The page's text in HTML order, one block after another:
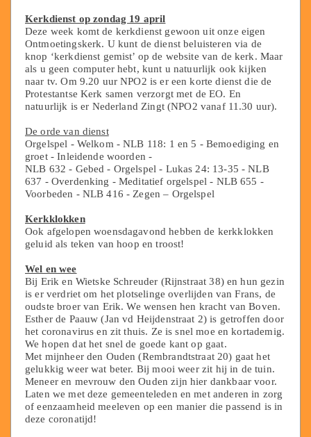
Kerkdienst op zondag 19 april
Deze week komt de kerkdienst gewoon uit onze eigen
Ontmoetingskerk. U kunt de dienst beluisteren via de
knop ‘kerkdienst gemist’ op de website van de kerk. Maar
als u geen computer hebt, kunt u natuurlijk ook kijken
naar tv. Om 9.20 uur NPO2 is er een korte dienst die de
Protestantse Kerk samen verzorgt met de EO. En
natuurlijk is er Nederland Zingt (NPO2 vanaf 11.30 uur).
De orde van dienst
Orgelspel - Welkom - NLB 118: 1 en 5 - Bemoediging en
groet - Inleidende woorden -
NLB 632 - Gebed - Orgelspel - Lukas 24: 13-35 - NLB
637 - Overdenking - Meditatief orgelspel - NLB 655 -
Voorbeden - NLB 416 - Zegen – Orgelspel
Kerkklokken
Ook afgelopen woensdagavond hebben de kerkklokken
geluid als teken van hoop en troost!
Wel en wee
Bij Erik en Wietske Schreuder (Rijnstraat 38) en hun gezin
is er verdriet om het plotselinge overlijden van Frans, de
oudste broer van Erik. We wensen hen kracht van Boven.
Esther de Paauw (Jan vd Heijdenstraat 2) is getroffen door
het coronavirus en zit thuis. Ze is snel moe en kortademig.
We hopen dat het snel de goede kant op gaat.
Met mijnheer den Ouden (Rembrandtstraat 20) gaat het
gelukkig weer wat beter. Bij mooi weer zit hij in de tuin.
Meneer en mevrouw den Ouden zijn hier dankbaar voor.
Laten we met deze gemeenteleden en met anderen in zorg
of eenzaamheid meeleven op een manier die passend is in
deze coronatijd!